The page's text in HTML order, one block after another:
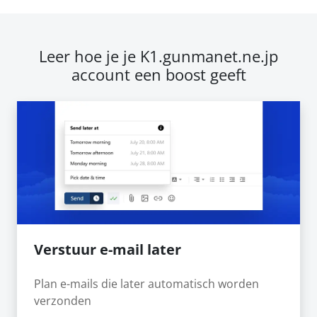
Leer hoe je je K1.gunmanet.ne.jp
account een boost geeft
Verstuur e-mail later
Plan e-mails die later automatisch worden
verzonden